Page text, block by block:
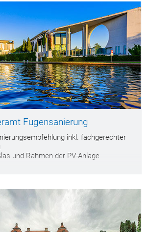
Fugensanierung
inkl. fachgerechter
und Rahmen der PV-Anlage